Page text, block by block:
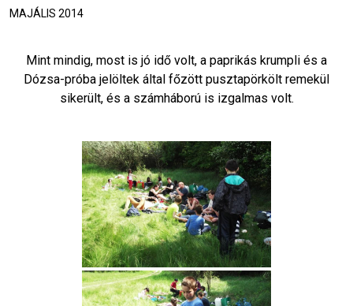
MAJÁLIS 2014
Mint mindig, most is jó idő volt, a paprikás krumpli és a
Dózsa-próba jelöltek által főzött pusztapörkölt remekül
sikerült, és a számháború is izgalmas volt.